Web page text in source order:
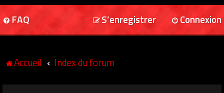
FAQ Connexion
S’enregistrer
Accueil Index du forum